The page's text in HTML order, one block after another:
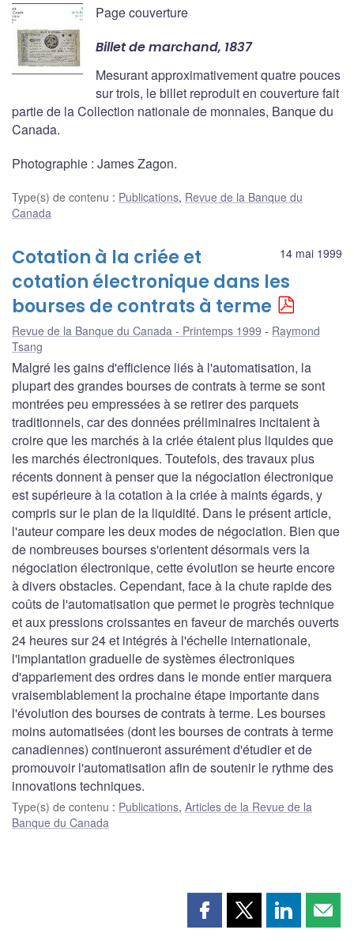
Page couverture
Billet de marchand, 1837
Mesurant approximativement quatre pouces
sur trois, le billet reproduit en couverture fait
partie de la Collection nationale de monnaies, Banque du
Canada.
Photographie : James Zagon.
Type(s) de contenu : Publications, Revue de la Banque du
Canada
14 mai 1999
Cotation à la criée et
cotation électronique dans les
bourses de contrats à terme
Revue de la Banque du Canada - Printemps 1999
Raymond
Tsang
Malgré les gains d'efficience liés à l'automatisation, la
plupart des grandes bourses de contrats à terme se sont
montrées peu empressées à se retirer des parquets
traditionnels, car des données préliminaires incitaient à
croire que les marchés à la criée étaient plus liquides que
les marchés électroniques. Toutefois, des travaux plus
récents donnent à penser que la négociation électronique
est supérieure à la cotation à la criée à maints égards, y
compris sur le plan de la liquidité. Dans le présent article,
l'auteur compare les deux modes de négociation. Bien que
de nombreuses bourses s'orientent désormais vers la
négociation électronique, cette évolution se heurte encore
à divers obstacles. Cependant, face à la chute rapide des
coûts de l'automatisation que permet le progrès technique
et aux pressions croissantes en faveur de marchés ouverts
24 heures sur 24 et intégrés à l'échelle internationale,
l'implantation graduelle de systèmes électroniques
d'appariement des ordres dans le monde entier marquera
vraisemblablement la prochaine étape importante dans
l'évolution des bourses de contrats à terme. Les bourses
moins automatisées (dont les bourses de contrats à terme
canadiennes) continueront assurément d'étudier et de
promouvoir l'automatisation afin de soutenir le rythme des
innovations techniques.
Type(s) de contenu : Publications, Articles de la Revue de la
Banque du Canada
PartagerPartagerPartager